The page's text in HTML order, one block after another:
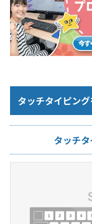
タッチタイピン
タッチ